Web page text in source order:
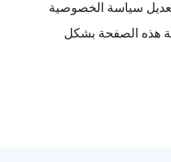
سياسة الخصوصية
هذه الصفحة بشكل